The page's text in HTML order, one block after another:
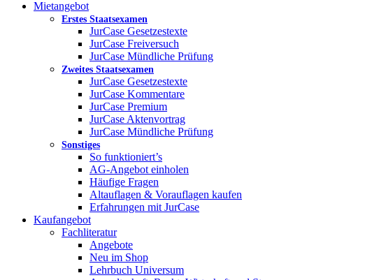
Mietangebot
Erstes Staatsexamen
JurCase Gesetzestexte
JurCase Freiversuch
JurCase Mündliche Prüfung
Zweites Staatsexamen
JurCase Gesetzestexte
JurCase Kommentare
JurCase Premium
JurCase Aktenvortrag
JurCase Mündliche Prüfung
Sonstiges
So funktioniert’s
AG-Angebot einholen
Häufige Fragen
Altauflagen & Vorauflagen kaufen
Erfahrungen mit JurCase
Kaufangebot
Fachliteratur
Angebote
Neu im Shop
Lehrbuch Universum